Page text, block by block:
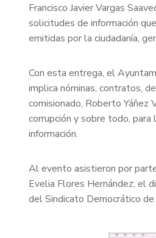
Francisco Javier Vargas
solicitudes de información
emitidas por la ciudadanía,
Con esta entrega, el
implica nóminas, contratos,
comisionado, Roberto
corrupción y sobre todo, para
información.
Al evento asistieron por
Evelia Flores Hernández; el
del Sindicato Democrático